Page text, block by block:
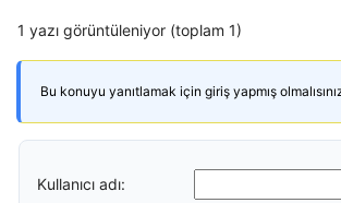
1 yazı görüntüleniyor (toplam 1)
Bu konuyu yanıtlamak için giriş yapmış
Kullanıcı adı: